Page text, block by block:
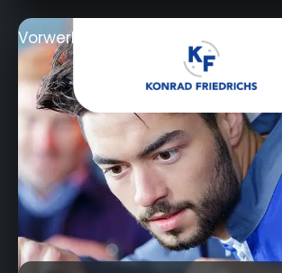
Vorwerkstraße 20, 95326 Kulmbach